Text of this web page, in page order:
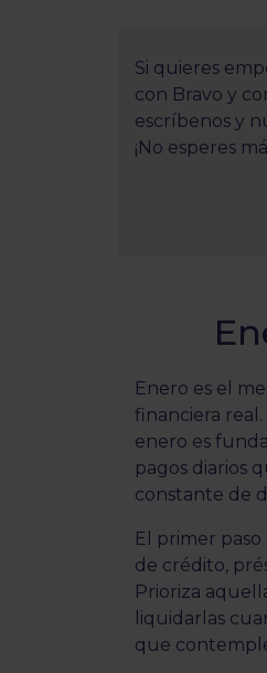
Si quieres
con Bravo y
escríbenos y
¡No esperes
Enero es el
financiera
enero es
pagos diarios
constante de
El primer
de crédito,
Prioriza
liquidarlas
que